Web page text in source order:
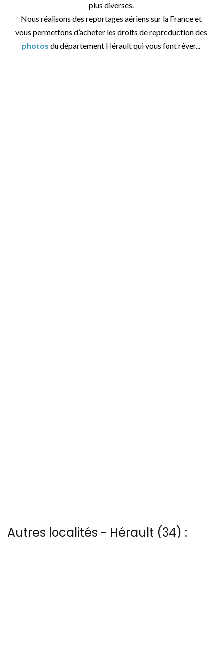
plus diverses.
Nous réalisons des reportages aériens sur la France et
vous permettons d’acheter les droits de reproduction des
photos du département Hérault qui vous font rêver...
Autres localités - Hérault (34) :